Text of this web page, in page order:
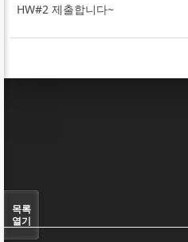
HW#2 제출합니다~
목록
열기
Sketchbook5,
Sketchbook5,